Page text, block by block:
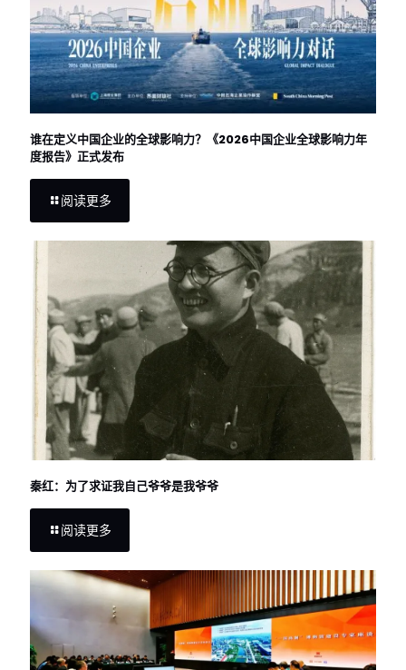
谁在定义中国企业的全球影响力？《2026中国企业全球影响力年
度报告》正式发布
阅读更多
秦红：为了求证我自己爷爷是我爷爷
阅读更多